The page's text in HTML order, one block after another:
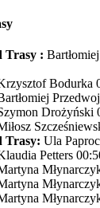
Trasy :
Bodurka
Drożyński
Trasy: Ula
Petters